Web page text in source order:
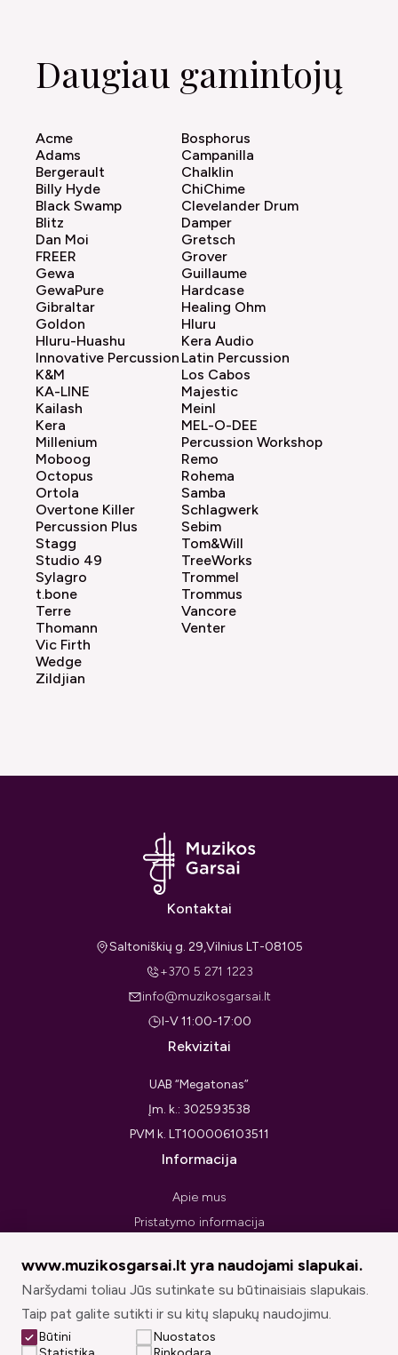
Daugiau gamintojų
Acme
Adams
Bergerault
Billy Hyde
Black Swamp
Blitz
Bosphorus
Campanilla
Chalklin
ChiChime
Clevelander Drum
Damper
Dan Moi
FREER
Gewa
GewaPure
Gibraltar
Goldon
Gretsch
Grover
Guillaume
Hardcase
Healing Ohm
Hluru
Hluru-Huashu
Innovative Percussion
K&M
KA-LINE
Kailash
Kera
Kera Audio
Latin Percussion
Los Cabos
Majestic
Meinl
MEL-O-DEE
Millenium
Moboog
Octopus
Ortola
Overtone Killer
Percussion Plus
Percussion Workshop
Remo
Rohema
Samba
Schlagwerk
Sebim
Stagg
Studio 49
Sylagro
t.bone
Terre
Thomann
Tom&Will
TreeWorks
Trommel
Trommus
Vancore
Venter
Vic Firth
Wedge
Zildjian
Kontaktai
Saltoniškių g. 29,Vilnius LT-08105
+370 5 271 1223
info@muzikosgarsai.lt
I-V 11:00-17:00
Rekvizitai
UAB “Megatonas”
Įm. k.: 302593538
PVM k. LT100006103511
Informacija
Apie mus
Pristatymo informacija
Pirkimo taisyklės ir sąlygos
Prekių grąžinimo forma
Sekite mus
www.muzikosgarsai.lt yra naudojami slapukai.
Naršydami toliau Jūs sutinkate su būtinaisiais slapukais.
Taip pat galite sutikti ir su kitų slapukų naudojimu.
Būtini
Nuostatos